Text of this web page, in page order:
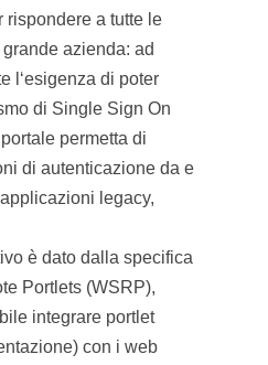
rispondere a tutte le
azienda: ad
l‘esigenza di poter
di Single Sign On
permetta di
di autenticazione da e
legacy,
è dato dalla specifica
Portlets (WSRP),
integrare portlet
con i web